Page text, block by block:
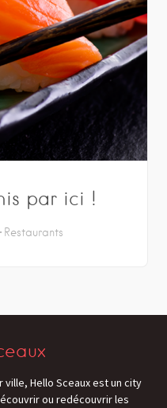
par ici !
Restaurants
ville, Hello Sceaux est un city
ou redécouvrir les